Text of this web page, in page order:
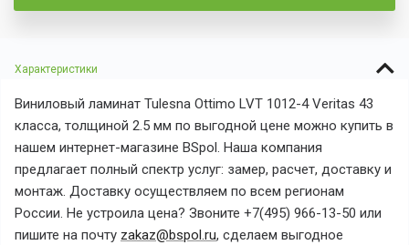
Характеристики
Виниловый ламинат Tulesna Ottimo LVT 1012-4 Veritas 43
класса, толщиной 2.5 мм по выгодной цене можно купить в
нашем интернет-магазине BSpol. Наша компания
предлагает полный спектр услуг: замер, расчет, доставку и
монтаж. Доставку осуществляем по всем регионам
России. Не устроила цена? Звоните +7(495) 966-13-50 или
пишите на почту zakaz@bspol.ru, сделаем выгодное